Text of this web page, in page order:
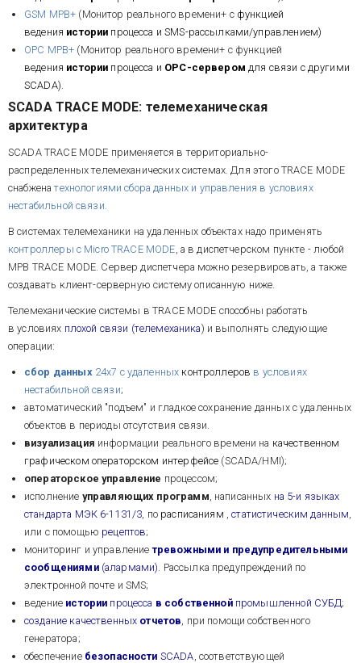
GSM МРВ+ (Монитор реального времени+ с функцией
ведения истории процесса и SMS-рассылками/управлением)
OPC МРВ+ (Монитор реального времени+ с функцией
ведения истории процесса и OPC-серверомдля связи с другими
SCADA).
SCADA TRACE MODE: телемеханическая
архитектура
SCADA TRACE MODE применяется в территориально-
распределенных телемеханических системах. Для этого TRACE MODE
снабженатехнологиями сбора данных и управления в условиях
нестабильной связи.
В системах телемеханики на удаленных объектах надо применять
контроллеры с Micro TRACE MODE, а в диспетчерском пункте - любой
МРВ TRACE MODE. Сервер диспетчера можно резервировать, а также
создавать клиент-серверную систему описанную ниже.
Телемеханические системы в TRACE MODE способны работать
в условиях плохой связи (телемеханика) и выполнять следующие
операции:
сбор данных 24х7 с удаленных контроллеров в условиях
нестабильной связи;
автоматический "подъем" и гладкое сохранение данных с удаленных
объектов в периоды отсутствия связи.
визуализация информации реального времени на качественном
графическом операторском интерфейсе (SCADA/HMI);
операторское управление процессом;
исполнение управляющих программ, написанных на 5-и языках
стандарта МЭК 6-1131/3, по расписаниям ,статистическим данным,
или с помощью рецептов;
мониторинг и управлениетревожными и предупредительными
сообщениями (алармами). Рассылка предупреждений по
электронной почте и SMS;
ведение истории процесса в собственной промышленной СУБД;
создание качественных отчетов, при помощи собственного
генератора;
обеспечение безопасности SCADA, соответствующей